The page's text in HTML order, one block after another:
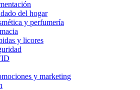
del hogar
y perfumería
y licores
y marketing